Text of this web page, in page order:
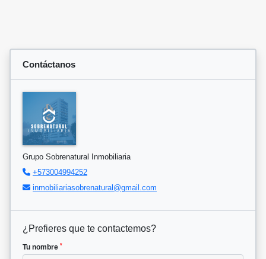
Contáctanos
Grupo Sobrenatural Inmobiliaria
+573004994252
inmobiliariasobrenatural@gmail.com
¿Prefieres que te contactemos?
Tu nombre *